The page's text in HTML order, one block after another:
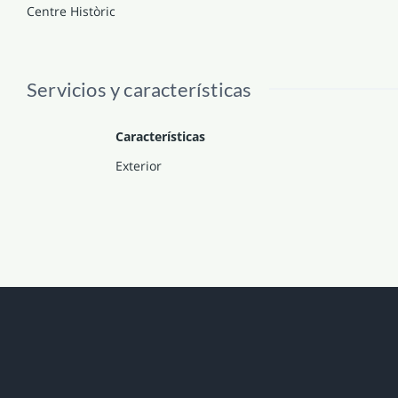
Centre Històric
Servicios y características
Características
Exterior